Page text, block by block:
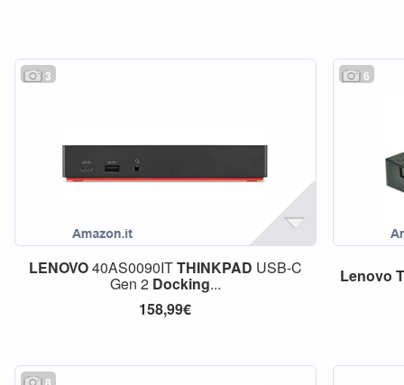
3
LENOVO40AS0090ITTHINKPAD USB-C
Gen 2 Docking...
158,99€
6
Lenovo